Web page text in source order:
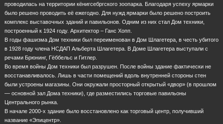
проводилась на территории кёнигсебргского зоопарка. Благодаря успеху ярмарки
было решено проводить её ежегодно. Для нужд ярмарки было решено построить
комплекс выставочных зданий и павильонов. Одним из них стал Дом техники,
построенный к 1924 году. Архитектор – Ганс Хопп.
В годы фашизма Дом техники был переименован в Дом Шлагетера, в честь убитого
в 1928 году члена НСДАП Альберта Шлагетера. В Доме Шлагетера выступали с
речами Брюнинг, Гёббельс и Гитлер.
Во время войны Дом техники был разрушен. После войны здание фактически не
восстанавливалось. Лишь в части помещений вдоль внутренней стороны стен
были устроены магазины. Они окружали просторный открытый «двор» (в прошлом
— основной зал Дома техники), где разместились торговые павильоны
Центрального рынка.
В начале 2000-х здание было восстановлено как торговый центр, получивший
название «Эпицентр».